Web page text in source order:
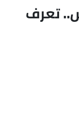
تعرف